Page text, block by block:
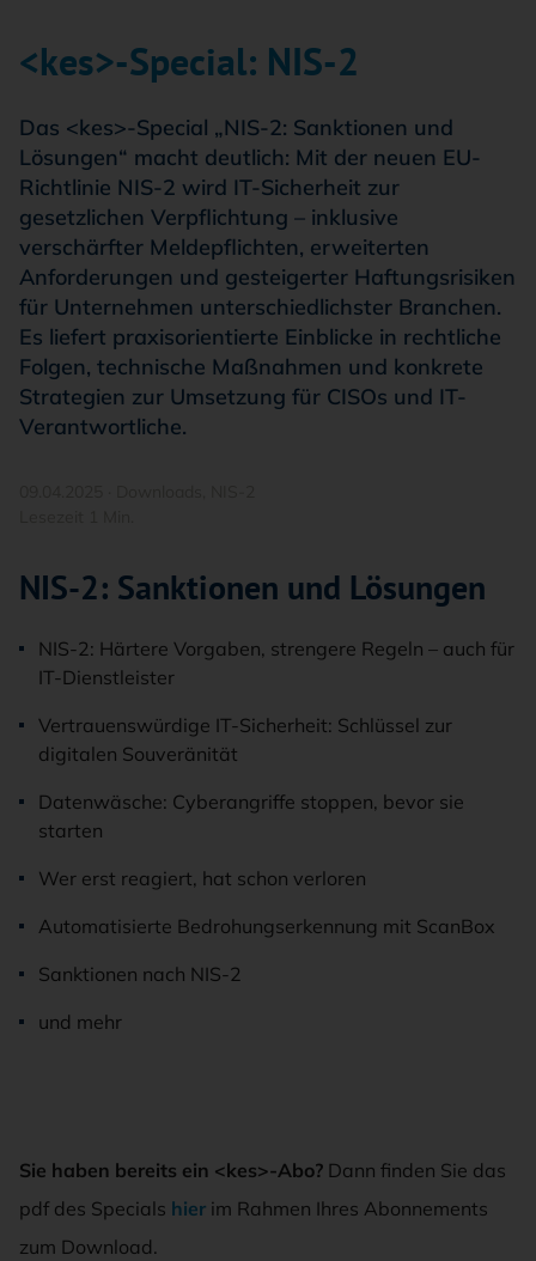
<kes>-Special: NIS-2
Das <kes>-Special „NIS-2: Sanktionen und
Lösungen“ macht deutlich: Mit der neuen EU-
Richtlinie NIS-2 wird IT-Sicherheit zur
gesetzlichen Verpflichtung – inklusive
verschärfter Meldepflichten, erweiterten
Anforderungen und gesteigerter Haftungsrisiken
für Unternehmen unterschiedlichster Branchen.
Es liefert praxisorientierte Einblicke in rechtliche
Folgen, technische Maßnahmen und konkrete
Strategien zur Umsetzung für CISOs und IT-
Verantwortliche.
NIS-2: Sanktionen und Lösungen
NIS-2: Härtere Vorgaben, strengere Regeln – auch für
IT-Dienstleister
Vertrauenswürdige IT-Sicherheit: Schlüssel zur
digitalen Souveränität
Datenwäsche: Cyberangriffe stoppen, bevor sie
starten
Wer erst reagiert, hat schon verloren
Automatisierte Bedrohungserkennung mit ScanBox
Sanktionen nach NIS-2
und mehr
Sie haben bereits ein <kes>-Abo? Dann finden Sie das
pdf des Specials hier im Rahmen Ihres Abonnements
zum Download.